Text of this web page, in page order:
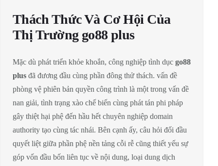
Thách Thức Và Cơ Hội Của
Thị Trường go88 plus
Mặc dù phát triển khỏe khoắn, công nghiệp tình dục go88
plus đã đương đầu cùng phần đông thử thách. vấn đề
phòng vệ phiên bản quyền công trình là một trong vấn đề
nan giải, tình trạng xào chế biến cùng phát tán phi pháp
gây thiệt hại phệ đến hầu hết chuyên nghiệp domain
authority tạo cùng tác nhái. Bên cạnh ấy, câu hỏi đối đầu
quyết liệt giữa phần phệ nền tảng cỗi rễ cũng thiết yếu sự
góp vốn đầu bốn liên tục về nội dung, loại dung dịch